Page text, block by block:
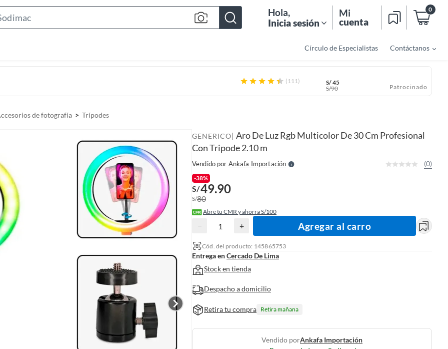
r
Hola,
Inicia sesión
Mi
cuenta
0
Círculo de Especialistas Contáctanos
(111) S/45
S/90 Patrocinado
de fotografía Trípodes
GENERICO| Aro De Luz Rgb Multicolor De 30 Cm Profesional
Con Tripode 2.10 m
Vendido por Ankafa ImportaciónS
e
r
(0)
-38%
S/49.90
S/80
Abre tu CMR y ahorra S/100
− + Agregar al carro
Cód. del producto: 145865753
Entrega enCercado De Lima
Stock en tienda
Despacho a domicilio
Retira tu compra Retira mañana
Vendido porAnkafa Importación